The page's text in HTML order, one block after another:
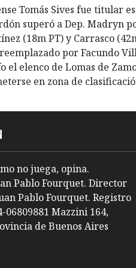
Tomás Sives fue titular
superó a Dep. Madryn
(18m PT) y Carrasco
por Facundo
el elenco de Lomas de
en zona de
no juega, opina.
Pablo Fourquet. Director
Pablo Fourquet. Registro
06809881 Mazzini 164,
de Buenos Aires